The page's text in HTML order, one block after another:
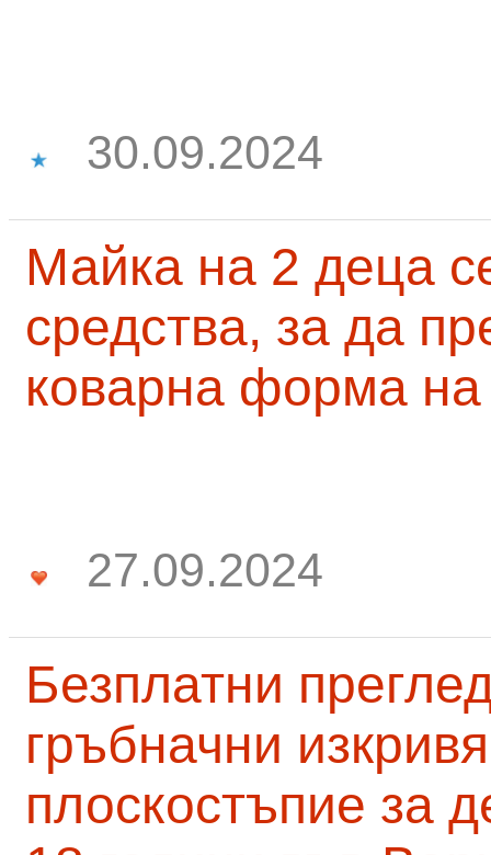
30.09.2024
Майка на 2 деца
средства, за да
коварна форма на
27.09.2024
Безплатни
гръбначни
плоскостъпие за